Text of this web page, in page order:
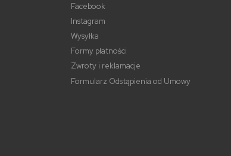
Facebook
Instagram
Wysyłka
Formy płatności
Zwroty i reklamacje
Formularz Odstąpienia od Umowy